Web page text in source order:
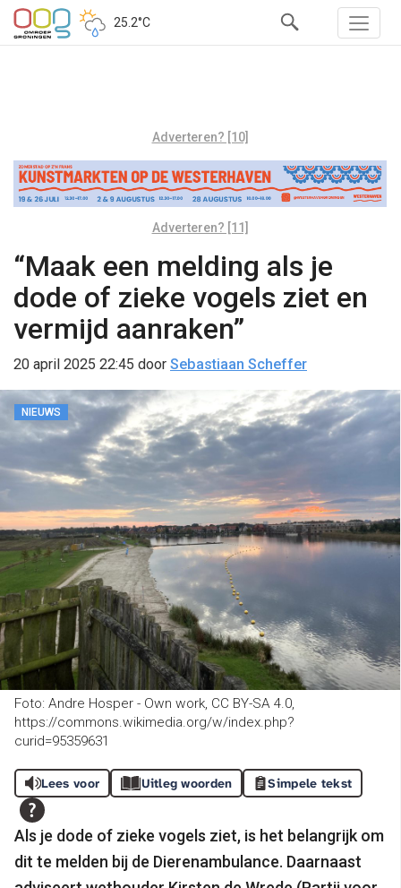
25.2°C
Adverteren? [10]
Adverteren? [11]
“Maak een melding als je
dode of zieke vogels ziet en
vermijd aanraken”
20 april 2025 22:45 door Sebastiaan Scheffer
NIEUWS
Foto: Andre Hosper - Own work, CC BY-SA 4.0,
https://commons.wikimedia.org/w/index.php?
curid=95359631
Lees voor Uitleg woorden Simpele tekst
Als je dode of zieke vogels ziet, is het belangrijk om
dit te melden bij de Dierenambulance. Daarnaast